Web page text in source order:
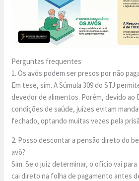
Perguntas frequentes
1. Os avós podem ser presos por não
Em tese, sim. A Súmula 309 do STJ
devedor de alimentos. Porém, devido ao
condições de saúde, juízes evitam
fechado, optando muitas vezes pela
2. Posso descontar a pensão direto do
avô?
Sim. Se o juiz determinar, o ofício vai
cai direto na folha de pagamento antes